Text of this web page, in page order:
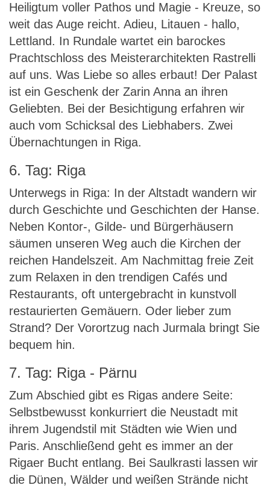
Heiligtum voller Pathos und Magie - Kreuze, so
weit das Auge reicht. Adieu, Litauen - hallo,
Lettland. In Rundale wartet ein barockes
Prachtschloss des Meisterarchitekten Rastrelli
auf uns. Was Liebe so alles erbaut! Der Palast
ist ein Geschenk der Zarin Anna an ihren
Geliebten. Bei der Besichtigung erfahren wir
auch vom Schicksal des Liebhabers. Zwei
Übernachtungen in Riga.
6. Tag: Riga
Unterwegs in Riga: In der Altstadt wandern wir
durch Geschichte und Geschichten der Hanse.
Neben Kontor-, Gilde- und Bürgerhäusern
säumen unseren Weg auch die Kirchen der
reichen Handelszeit. Am Nachmittag freie Zeit
zum Relaxen in den trendigen Cafés und
Restaurants, oft untergebracht in kunstvoll
restaurierten Gemäuern. Oder lieber zum
Strand? Der Vorortzug nach Jurmala bringt Sie
bequem hin.
7. Tag: Riga - Pärnu
Zum Abschied gibt es Rigas andere Seite:
Selbstbewusst konkurriert die Neustadt mit
ihrem Jugendstil mit Städten wie Wien und
Paris. Anschließend geht es immer an der
Rigaer Bucht entlang. Bei Saulkrasti lassen wir
die Dünen, Wälder und weißen Strände nicht